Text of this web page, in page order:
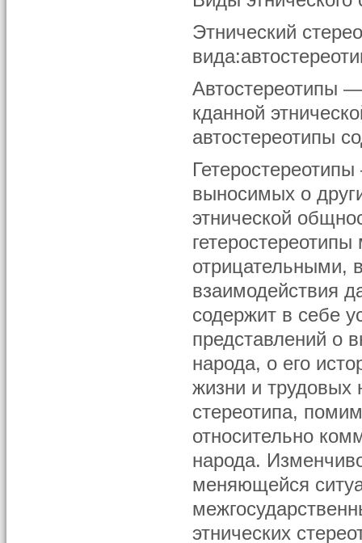
Этнический
Автостереотипы
кданной
автостереотипы
выносимых о
этнической
отрицательными,
взаимодействия
содержит в себе
представлений о
народа, о его
жизни и трудовых
стереотипа,
относительно
народа.
меняющейся
этнических